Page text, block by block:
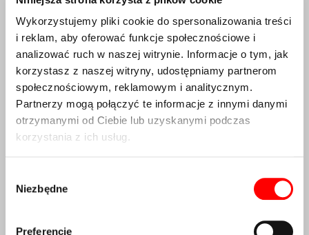
Wykorzystujemy pliki cookie do spersonalizowania treści
i reklam, aby oferować funkcje społecznościowe i
analizować ruch w naszej witrynie. Informacje o tym, jak
korzystasz z naszej witryny, udostępniamy partnerom
społecznościowym, reklamowym i analitycznym.
Partnerzy mogą połączyć te informacje z innymi danymi
otrzymanymi od Ciebie lub uzyskanymi podczas
korzystania z ich usług.
zgody
Niezbędne
Preferencje
M9100 12s, 126 ogniw
12s, 126 ogniw, 1/2" x 11/128", pin 5,2mm, srebrny,
spinka w komplecie
279,00 zł
Dostępność:Dostępny
DODAJ DO KOSZYKA